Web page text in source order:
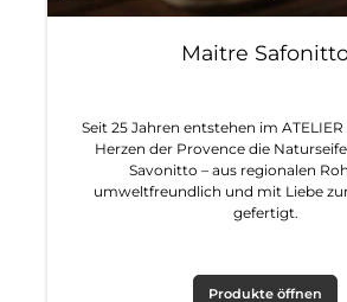
Maitre
Seit 25 Jahren entstehen im
Herzen der Provence die
Savonitto – aus regionalen
umweltfreundlich und mit Liebe
gefertigt.
Produkte öffnen